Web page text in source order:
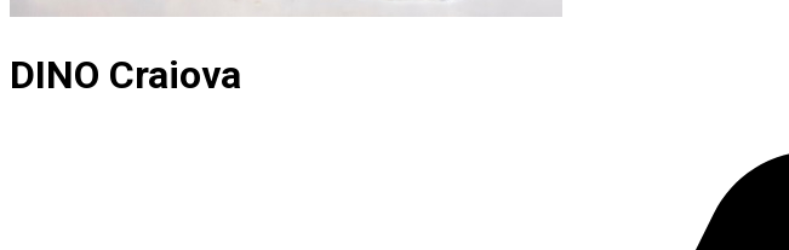
DINO Craiova